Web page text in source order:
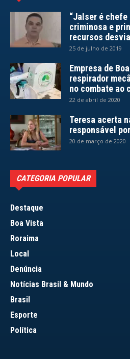
“Jalser é
criminosa e
recursos
25 de julho de 2019
Empresa de
respirador
no combate ao
22 de abril de 2020
Teresa acerta
responsável
20 de março de 2020
CATEGORIA POPULAR
Destaque
Boa Vista
Roraima
Local
Denúncia
Notícias Brasil & Mundo
Brasil
Esporte
Política